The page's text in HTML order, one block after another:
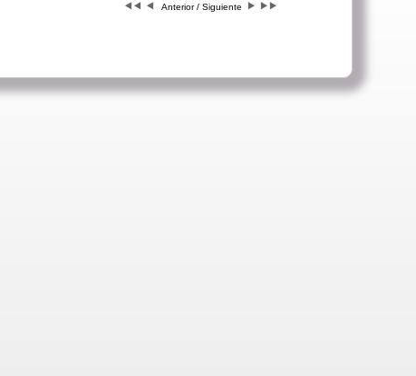
Anterior / Siguiente